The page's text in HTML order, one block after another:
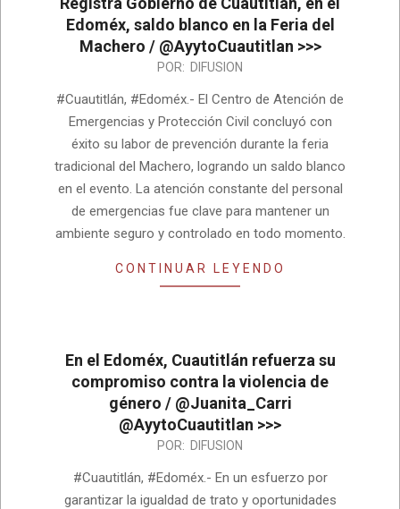
Edoméx, saldo blanco en la Feria del
Machero / @AyytoCuautitlan >>>
POR: DIFUSION
#Cuautitlán, #Edoméx.- El Centro de Atención de
Emergencias y Protección Civil concluyó con
éxito su labor de prevención durante la feria
tradicional del Machero, logrando un saldo blanco
en el evento. La atención constante del personal
de emergencias fue clave para mantener un
ambiente seguro y controlado en todo momento.
CONTINUAR LEYENDO
En el Edoméx, Cuautitlán refuerza su
compromiso contra la violencia de
género / @Juanita_Carri
@AyytoCuautitlan >>>
POR: DIFUSION
#Cuautitlán, #Edoméx.- En un esfuerzo por
garantizar la igualdad de trato y oportunidades